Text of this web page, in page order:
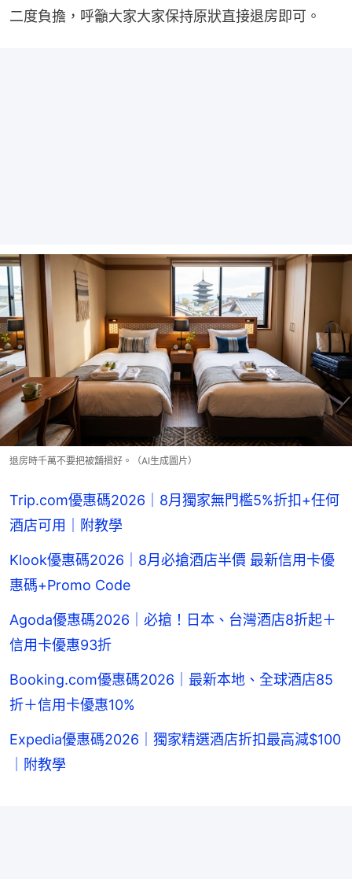
二度負擔，呼籲大家大家保持原狀直接退房即可。
退房時千萬不要把被舖摺好。（AI生成圖片）
Trip.com優惠碼2026｜8月獨家無門檻5%折扣+任何
酒店可用｜附教學
Klook優惠碼2026｜8月必搶酒店半價 最新信用卡優
惠碼+Promo Code
Agoda優惠碼2026｜必搶！日本、台灣酒店8折起＋
信用卡優惠93折
Booking.com優惠碼2026｜最新本地、全球酒店85
折＋信用卡優惠10%
Expedia優惠碼2026｜獨家精選酒店折扣最高減$100
｜附教學